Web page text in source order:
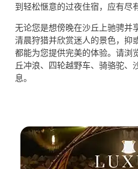
到轻松惬意的过夜住宿，应有尽有
无论您是想傍晚在沙丘上驰骋并
清晨狩猎并欣赏迷人的景色，抑
都能为您提供完美的体验。请浏
丘冲浪、四轮越野车、骑骆驼、
息。